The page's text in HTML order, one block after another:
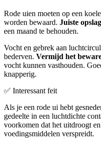
Rode uien moeten op een
worden bewaard. Juiste opslag
een maand te behouden.
Vocht en gebrek aan
bederven. Vermijd het
vocht kunnen vasthouden.
knapperig.
✅ Interessant feit
Als je een rode ui hebt
gedeelte in een luchtdichte
voorkomen dat het uitdroogt
voedingsmiddelen verspreidt.